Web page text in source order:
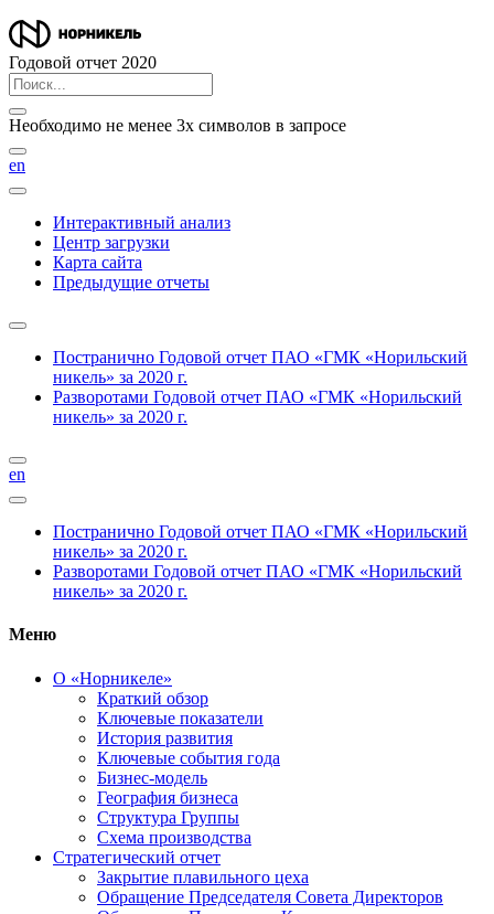
Годовой отчет 2020
Необходимо не менее 3х символов в запросе
en
Интерактивный анализ
Центр загрузки
Карта сайта
Предыдущие отчеты
Постранично Годовой отчет ПАО «ГМК «Норильский
никель» за 2020 г.
Разворотами Годовой отчет ПАО «ГМК «Норильский
никель» за 2020 г.
en
Постранично Годовой отчет ПАО «ГМК «Норильский
никель» за 2020 г.
Разворотами Годовой отчет ПАО «ГМК «Норильский
никель» за 2020 г.
Меню
О «Норникеле»
Краткий обзор
Ключевые показатели
История развития
Ключевые события года
Бизнес-модель
География бизнеса
Структура Группы
Схема производства
Стратегический отчет
Закрытие плавильного цеха
Обращение Председателя Совета Директоров